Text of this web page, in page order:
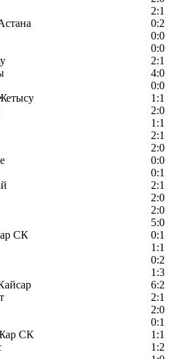
2:1
0:2
0:0
0:0
2:1
4:0
0:0
1:1
2:0
1:1
2:1
2:0
0:0
0:1
2:1
2:0
2:0
5:0
СК
0:1
1:1
0:2
1:3
6:2
2:1
2:0
0:1
СК
1:1
1:2